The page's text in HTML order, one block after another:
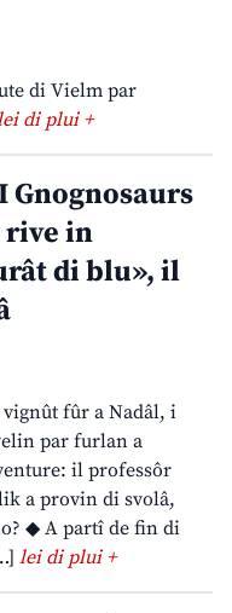
di Vielm par
di plui +
Gnognosaurs
rive in
di blu», il
fûr a Nadâl, i
par furlan a
il professôr
a provin di svolâ,
◆ A partî de fin di
lei di plui +